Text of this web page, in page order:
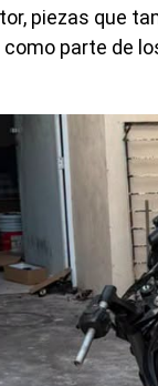
piezas que
parte de